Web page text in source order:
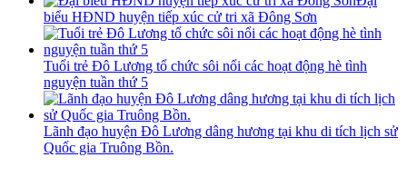
biểu HĐND huyện tiếp xúc cử tri xã Đông Sơn
Tuổi trẻ Đô Lương tổ chức sôi nổi các hoạt động hè tình
nguyện tuần thứ 5
Lãnh đạo huyện Đô Lương dâng hương tại khu di tích lịch sử
Quốc gia Truông Bồn.